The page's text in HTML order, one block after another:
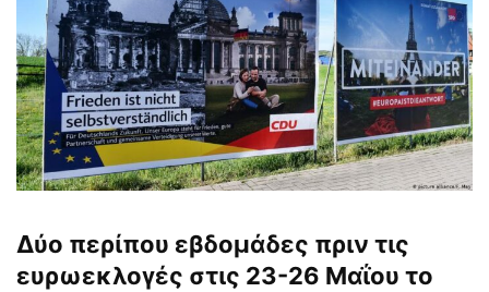
Δύο περίπου εβδομάδες πριν τις
ευρωεκλογές στις 23-26 Μαΐου το